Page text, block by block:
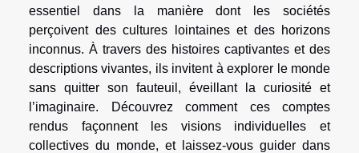
essentiel dans la manière dont les sociétés
perçoivent des cultures lointaines et des horizons
inconnus. À travers des histoires captivantes et des
descriptions vivantes, ils invitent à explorer le monde
sans quitter son fauteuil, éveillant la curiosité et
l’imaginaire. Découvrez comment ces comptes
rendus façonnent les visions individuelles et
collectives du monde, et laissez-vous guider dans